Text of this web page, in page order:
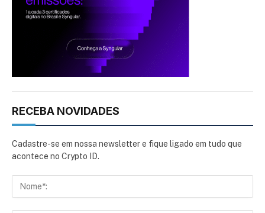
RECEBA NOVIDADES
Cadastre-se em nossa newsletter e fique ligado em tudo que
acontece no Crypto ID.